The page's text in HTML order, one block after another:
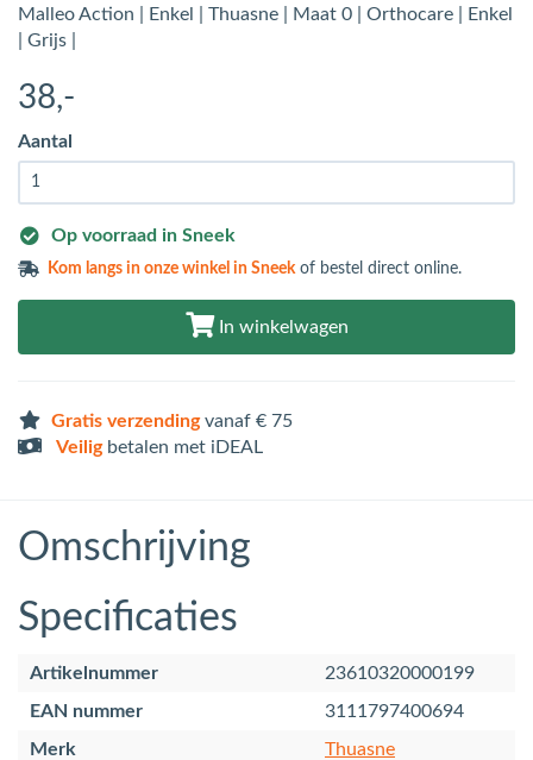
Malleo Action | Enkel | Thuasne | Maat 0 | Orthocare | Enkel
| Grijs |
38,-
Aantal
Op voorraad in Sneek
Kom langs inonze winkel in Sneek of bestel direct online.
In winkelwagen
Gratis verzendingvanaf € 75
Veiligbetalen met iDEAL
Omschrijving
Specificaties
Artikelnummer
23610320000199
EAN nummer
3111797400694
Merk
Thuasne